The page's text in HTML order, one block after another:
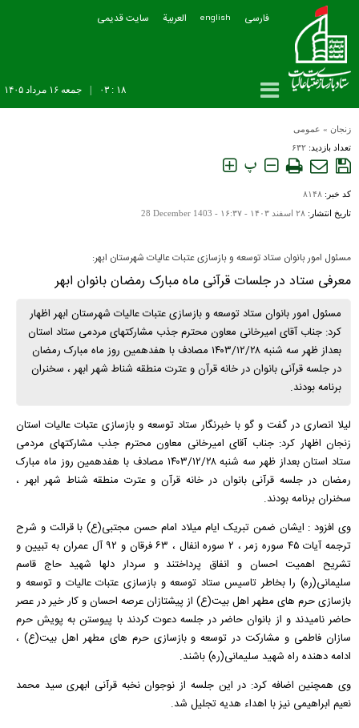
فارسی english العربیة سایت قدیمی
جمعه ۱۶ مرداد ۱۴۰۵ ۱۸ : ۰۳
زنجان » عمومی
تعداد بازدید: ۶۳۲
پ
کد خبر: ۸۱۴۸
تاریخ انتشار: ۲۸ اسفند ۱۴۰۳ - ۱۶:۳۷ - 28 December 1403
مسئول امور بانوان ستاد توسعه و بازسازی عتبات عالیات شهرستان ابهر:
معرفی ستاد در جلسات قرآنی ماه مبارک رمضان بانوان ابهر
مسئول امور بانوان ستاد توسعه و بازسازی عتبات عالیات شهرستان ابهر اظهار
کرد: جناب آقای امیرخانی معاون محترم جذب مشارکتهای مردمی ستاد استان
بعداز ظهر سه شنبه ۱۴۰۳/۱۲/۲۸ مصادف با هفدهمین روز ماه مبارک رمضان
در جلسه قرآنی بانوان در خانه قرآن و عترت منطقه شناط شهر ابهر ، سخنران
برنامه بودند.
لیلا انصاری در گفت و گو با خبرنگار ستاد توسعه و بازسازی عتبات عالیات استان
زنجان اظهار کرد: جناب آقای امیرخانی معاون محترم جذب مشارکتهای مردمی
ستاد استان بعداز ظهر سه شنبه ۱۴۰۳/۱۲/۲۸ مصادف با هفدهمین روز ماه مبارک
رمضان در جلسه قرآنی بانوان در خانه قرآن و عترت منطقه شناط شهر ابهر ،
سخنران برنامه بودند.
وی افزود : ایشان ضمن تبریک ایام میلاد امام حسن مجتبی(ع) با قرائت و شرح
ترجمه آیات ۴۵ سوره زمر ، ۲ سوره انفال ، ۶۳ فرقان و ۹۲ آل عمران به تبیین و
تشریح اهمیت احسان و انفاق پرداختند و سردار دلها شهید حاج قاسم
سلیمانی(ره) را بخاطر تاسیس ستاد توسعه و بازسازی عتبات عالیات و توسعه و
بازسازی حرم های مطهر اهل بیت(ع) از پیشتازان عرصه احسان و کار خیر در عصر
حاضر نامیدند و از بانوان حاضر در جلسه دعوت کردند با پیوستن به پویش حرم
سازان فاطمی و مشارکت در توسعه و بازسازی حرم های مطهر اهل بیت(ع) ،
ادامه دهنده راه شهید سلیمانی(ره) باشند.
وی همچنین اضافه کرد: در این جلسه از نوجوان نخبه قرآنی ابهری سید محمد
نعیم ابراهیمی نیز با اهداء هدیه تجلیل شد.